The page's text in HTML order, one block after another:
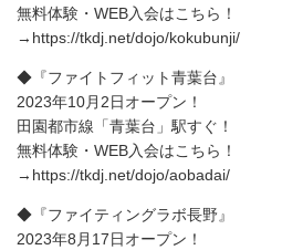
無料体験・WEB入会はこちら！
→https://tkdj.net/dojo/kokubunji/
◆『ファイトフィット青葉台』
2023年10月2日オープン！
田園都市線「青葉台」駅すぐ！
無料体験・WEB入会はこちら！
→https://tkdj.net/dojo/aobadai/
◆『ファイティングラボ長野』
2023年8月17日オープン！